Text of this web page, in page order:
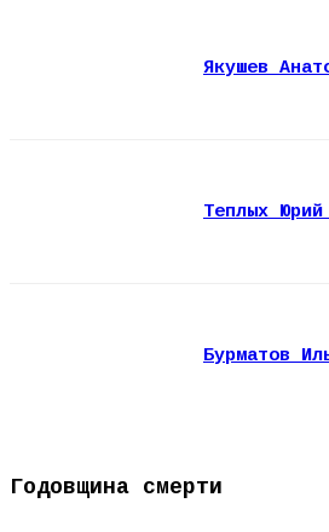
Якушев
Теплых
Бурматов
Годовщина смерти